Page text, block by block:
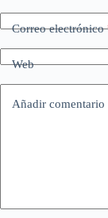
Correo electrónico
Web
Añadir comentario